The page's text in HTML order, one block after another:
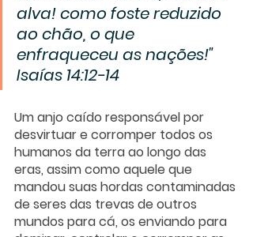
alva! como foste reduzido
ao chão, o que
enfraqueceu as nações!"
Isaías 14:12-14
Um anjo caído responsável por
desvirtuar e corromper todos os
humanos da terra ao longo das
eras, assim como aquele que
mandou suas hordas contaminadas
de seres das trevas de outros
mundos para cá, os enviando para